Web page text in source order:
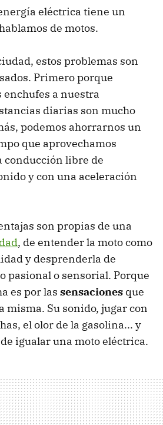
eléctrica tiene un
de motos.
estos problemas son
Primero porque
enchufes a nuestra
diarias son mucho
podemos ahorrarnos un
que aprovechamos
conducción libre de
y con una aceleración
son propias de una
, de entender la moto como
y desprenderla de
pasional o sensorial. Porque
es por las sensaciones que
misma. Su sonido, jugar con
el olor de la gasolina... y
igualar una moto eléctrica.